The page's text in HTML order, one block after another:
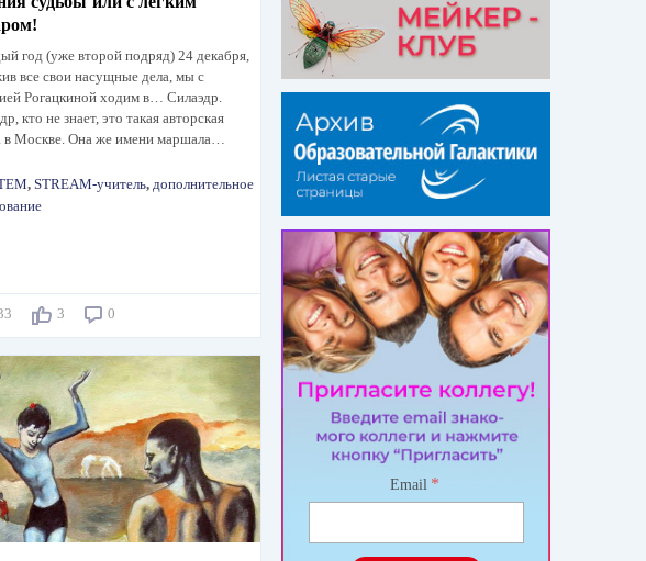
год (уже второй подряд) 24 декабря,
все свои насущные дела, мы с
Рогацкиной ходим в… Силаэдр.
кто не знает, это такая авторская
в Москве. Она же имени маршала…
,STREAM-учитель, дополнительное
3 0
Email *